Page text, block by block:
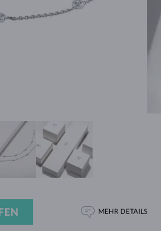
MEHR DETAILS